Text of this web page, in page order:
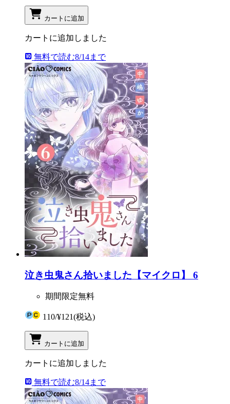
カートに追加
カートに追加しました
無料で読む8/14まで
泣き虫鬼さん拾いました【マイクロ】 6
期間限定無料
110/¥121(税込)
カートに追加
カートに追加しました
無料で読む8/14まで